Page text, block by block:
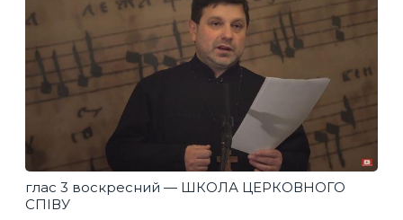
глас 3 воскресний — ШКОЛА ЦЕРКОВНОГО
СПІВУ